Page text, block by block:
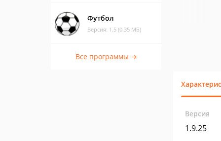
Футбол
Версия: 1.5 (0.35 МБ)
Все программы →
Версия
1.9.25